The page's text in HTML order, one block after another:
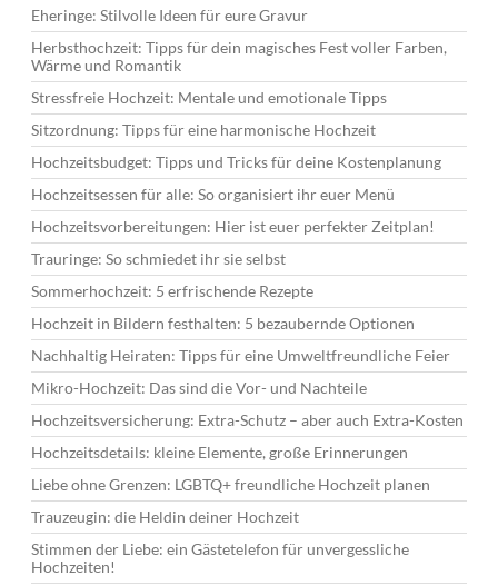
Eheringe: Stilvolle Ideen für eure Gravur
Herbsthochzeit: Tipps für dein magisches Fest voller Farben,
Wärme und Romantik
Stressfreie Hochzeit: Mentale und emotionale Tipps
Sitzordnung: Tipps für eine harmonische Hochzeit
Hochzeitsbudget: Tipps und Tricks für deine Kostenplanung
Hochzeitsessen für alle: So organisiert ihr euer Menü
Hochzeitsvorbereitungen: Hier ist euer perfekter Zeitplan!
Trauringe: So schmiedet ihr sie selbst
Sommerhochzeit: 5 erfrischende Rezepte
Hochzeit in Bildern festhalten: 5 bezaubernde Optionen
Nachhaltig Heiraten: Tipps für eine Umweltfreundliche Feier
Mikro-Hochzeit: Das sind die Vor- und Nachteile
Hochzeitsversicherung: Extra-Schutz – aber auch Extra-Kosten
Hochzeitsdetails: kleine Elemente, große Erinnerungen
Liebe ohne Grenzen: LGBTQ+ freundliche Hochzeit planen
Trauzeugin: die Heldin deiner Hochzeit
Stimmen der Liebe: ein Gästetelefon für unvergessliche
Hochzeiten!